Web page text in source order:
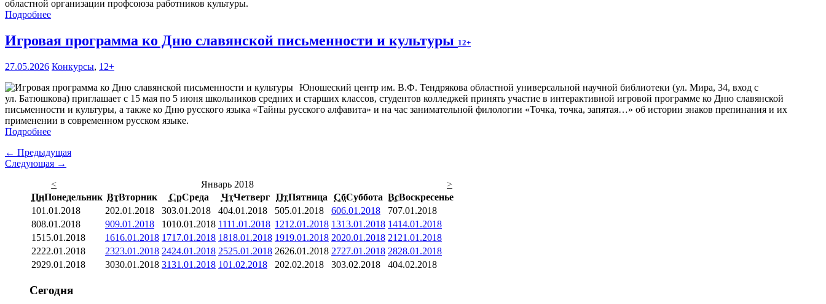
областной организации профсоюза работников культуры.
Подробнее
Игровая программа ко Дню славянской письменности и культуры 12+
27.05.2026 Конкурсы, 12+
Юношеский центр им. В.Ф. Тендрякова областной универсальной научной библиотеки (ул. Мира, 34, вход с
ул. Батюшкова) приглашает с 15 мая по 5 июня школьников средних и старших классов, студентов колледжей принять участие в интерактивной игровой программе ко Дню славянской
письменности и культуры, а также ко Дню русского языка «Тайны русского алфавита» и на час занимательной филологии «Точка, точка, запятая…» об истории знаков препинания и их
применении в современном русском языке.
Подробнее
← Предыдущая
Следующая →
<
Январь 2018
>
ПнПонедельник ВтВторник СрСреда ЧтЧетверг ПтПятница СбСуббота ВсВоскресенье
101.01.2018 202.01.2018 303.01.2018 404.01.2018 505.01.2018 606.01.2018 707.01.2018
808.01.2018 909.01.2018 1010.01.2018 1111.01.2018 1212.01.2018 1313.01.2018 1414.01.2018
1515.01.2018 1616.01.2018 1717.01.2018 1818.01.2018 1919.01.2018 2020.01.2018 21 21.01.2018
2222.01.2018 2323.01.2018 2424.01.2018 2525.01.2018 2626.01.2018 2727.01.2018 2828.01.2018
2929.01.2018 3030.01.2018 3131.01.2018 101.02.2018 202.02.2018 303.02.2018 404.02.2018
Сегодня